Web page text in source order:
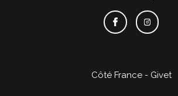
Côté France - Givet